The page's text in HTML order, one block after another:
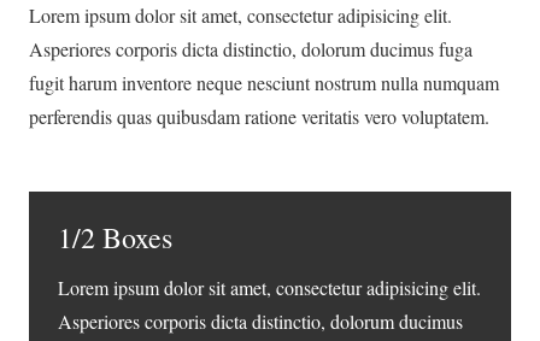
Lorem ipsum dolor sit amet, consectetur adipisicing elit.
Asperiores corporis dicta distinctio, dolorum ducimus fuga
fugit harum inventore neque nesciunt nostrum nulla numquam
perferendis quas quibusdam ratione veritatis vero voluptatem.
1/2 Boxes
Lorem ipsum dolor sit amet, consectetur adipisicing elit.
Asperiores corporis dicta distinctio, dolorum ducimus